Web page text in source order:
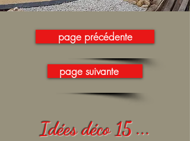
page précédente
page suivante
Idées déco 15 ...